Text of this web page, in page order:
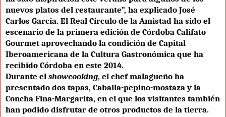
nuevos platos del restaurante”, ha explicado José
Carlos García. El Real Círculo de la Amistad ha sido el
escenario de la primera edición de Córdoba Califato
Gourmet aprovechando la condición de Capital
Iberoamericana de la Cultura Gastronómica que ha
recibido Córdoba en este 2014.
Durante el showcooking, el chef malagueño ha
presentado dos tapas, Caballa-pepino-mostaza y la
Concha Fina-Margarita, en el que los visitantes también
han podido disfrutar de otros productos de la tierra.